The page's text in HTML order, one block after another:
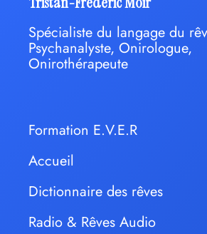
Spécialiste du langage du
Psychanalyste, Onirologue,
Onirothérapeute
Formation E.V.E.R
Accueil
Dictionnaire des rêves
Radio & Rêves Audio